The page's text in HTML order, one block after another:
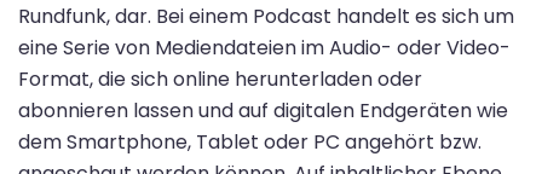
Rundfunk, dar. Bei einem Podcast handelt es sich um
eine Serie von Mediendateien im Audio- oder Video-
Format, die sich online herunterladen oder
abonnieren lassen und auf digitalen Endgeräten wie
dem Smartphone, Tablet oder PC angehört bzw.